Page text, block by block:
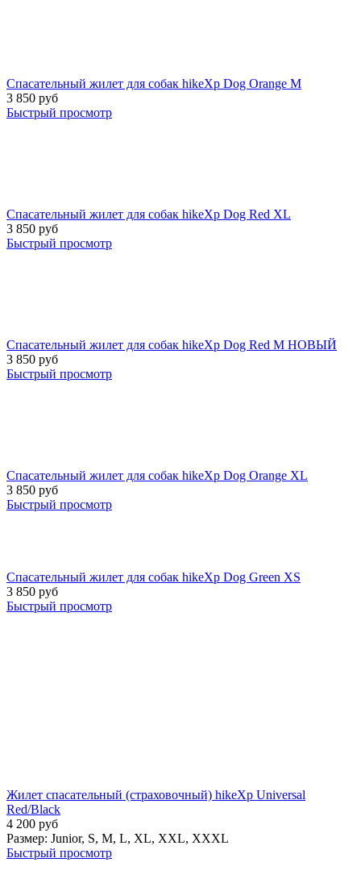
Спасательный жилет для собак hikeXp Dog Orange М
3 850 руб
Быстрый просмотр
Спасательный жилет для собак hikeXp Dog Red XL
3 850 руб
Быстрый просмотр
Спасательный жилет для собак hikeXp Dog Red M НОВЫЙ
3 850 руб
Быстрый просмотр
Спасательный жилет для собак hikeXp Dog Orange XL
3 850 руб
Быстрый просмотр
Спасательный жилет для собак hikeXp Dog Green XS
3 850 руб
Быстрый просмотр
Жилет спасательный (страховочный) hikeXp Universal
Red/Black
4 200 руб
Размер: Junior, S, M, L, XL, XXL, XXXL
Быстрый просмотр